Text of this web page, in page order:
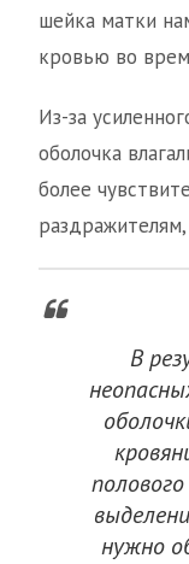
шейка матки
кровью во
Из-за
оболочка
более
В
нужно